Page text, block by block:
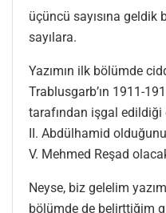
üçüncü sayısına geldik
sayılara.
Yazımın ilk bölümde
Trablusgarb’ın 1911-
tarafından işgal edildiği
II. Abdülhamid
V. Mehmed Reşad
Neyse, biz gelelim
bölümde de belirttiğim